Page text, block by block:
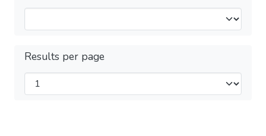
Results per page